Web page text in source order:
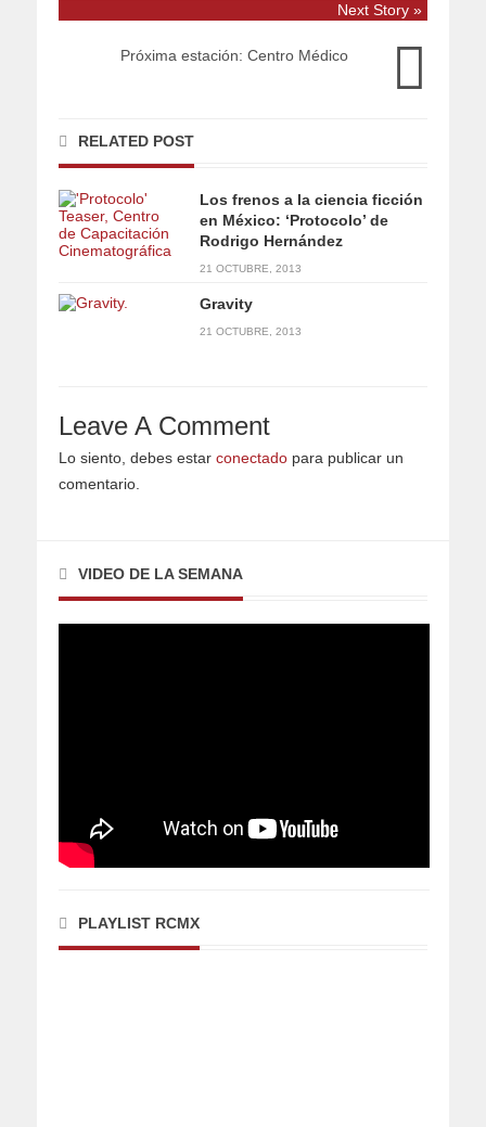
Next Story »
Próxima estación: Centro Médico
RELATED POST
Los frenos a la ciencia ficción
en México: ‘Protocolo’ de
Rodrigo Hernández
21 OCTUBRE, 2013
Gravity
21 OCTUBRE, 2013
Leave A Comment
Lo siento, debes estar conectado para publicar un
comentario.
VIDEO DE LA SEMANA
PLAYLIST RCMX